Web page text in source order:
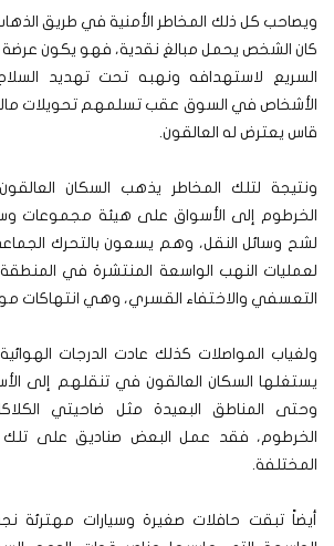
ويصاحب كل ذلك المخاطر الأمنية في طريق
كان الشخص يحمل مبالغ نقدية، فهو يكون
السريع لاستهدافه ونهبه تحت تهديد
الأشخاص في السوق عقب تسلمهم تحويلات
قاس يعترض له العالقون.
ونتيجة لتلك المخاطر يذهب السكان
الخرطوم إلى الأسواق على هيئة مجموعات
لشح وسائل النقل، وهم يسعون بالتحرك
لعمليات النهب الواسعة المنتشرة في
التعسفي والاختفاء القسري، وهي انتهاكات
ولغياب المواصلات كذلك عادت الدرجات
يستغلها السكان العالقون في تنقلهم إلى
وحتى المناطق البعيدة مثل ضاحيتي
الخرطوم، فقد عمل البعض صناديق على تلك
المختلفة.
أيضاً تبقت حافلات صغيرة وسيارات مهترئة